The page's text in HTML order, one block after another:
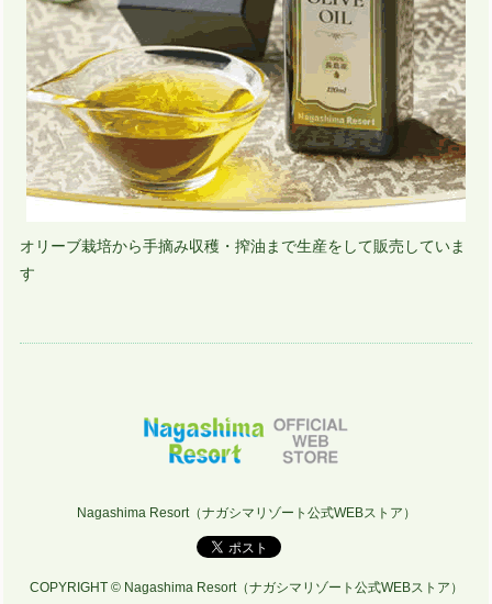
オリーブ栽培から手摘み収穫・搾油まで生産をして販売していま
す
Nagashima Resort（ナガシマリゾート公式WEBストア）
COPYRIGHT © Nagashima Resort（ナガシマリゾート公式WEBストア）